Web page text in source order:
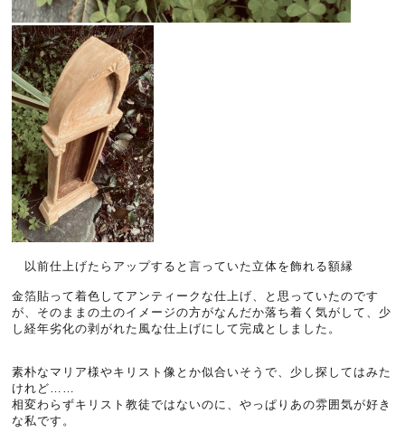
以前仕上げたらアップすると言っていた立体を飾れる額縁
金箔貼って着色してアンティークな仕上げ、と思っていたのです
が、そのままの土のイメージの方がなんだか落ち着く気がして、少
し経年劣化の剥がれた風な仕上げにして完成としました。
素朴なマリア様やキリスト像とか似合いそうで、少し探してはみた
けれど……
相変わらずキリスト教徒ではないのに、やっぱりあの雰囲気が好き
な私です。